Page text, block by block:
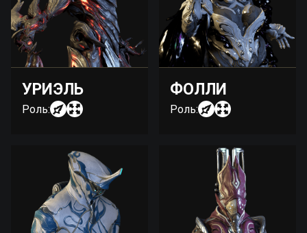
УРИЭЛЬ
Роль:
ФОЛЛИ
Роль: